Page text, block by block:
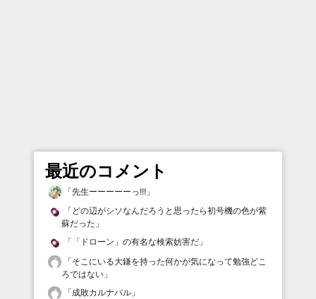
最近のコメント
「先生ーーーーーっ!!! 」
「 どの辺がシソなんだろうと思ったら初号機の色が紫
蘇だった 」
「 「ドローン」の有名な検索妨害だ 」
「そこにいる大鎌を持った何かが気になって勉強どこ
ろではない 」
「成敗カルナバル 」